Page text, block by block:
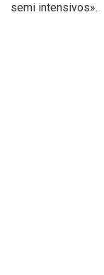
semi intensivos».